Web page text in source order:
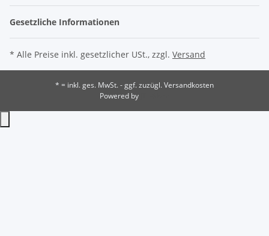
Gesetzliche Informationen
* Alle Preise inkl. gesetzlicher USt., zzgl. Versand
* = inkl. ges. MwSt. - ggf. zuzügl. Versandkosten
Powered by